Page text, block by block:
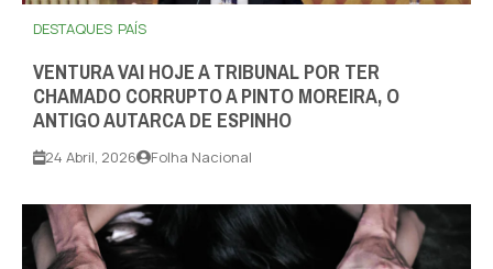
DESTAQUES PAÍS
VENTURA VAI HOJE A TRIBUNAL POR TER
CHAMADO CORRUPTO A PINTO MOREIRA, O
ANTIGO AUTARCA DE ESPINHO
24 Abril, 2026 Folha Nacional